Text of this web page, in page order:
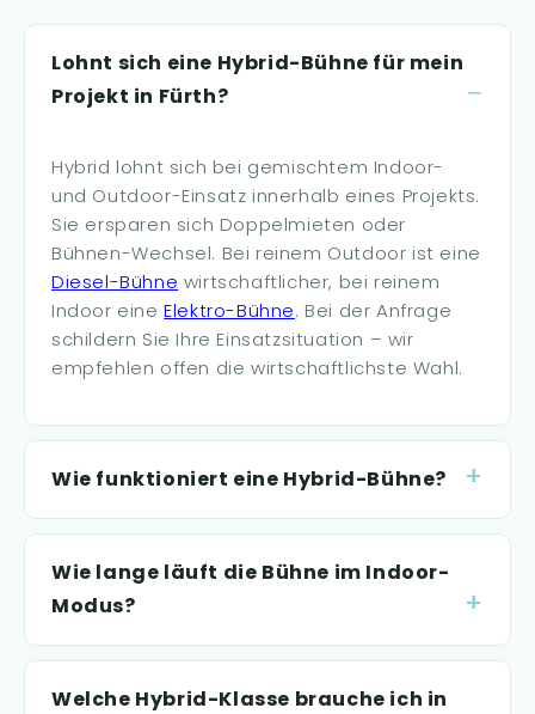
Lohnt sich eine Hybrid-Bühne für mein
Projekt in Fürth?
Hybrid lohnt sich bei gemischtem Indoor-
und Outdoor-Einsatz innerhalb eines Projekts.
Sie ersparen sich Doppelmieten oder
Bühnen-Wechsel. Bei reinem Outdoor ist eine
Diesel-Bühne wirtschaftlicher, bei reinem
Indoor eineElektro-Bühne. Bei der Anfrage
schildern Sie Ihre Einsatzsituation – wir
empfehlen offen die wirtschaftlichste Wahl.
Wie funktioniert eine Hybrid-Bühne?
Wie lange läuft die Bühne im Indoor-
Modus?
Welche Hybrid-Klasse brauche ich in